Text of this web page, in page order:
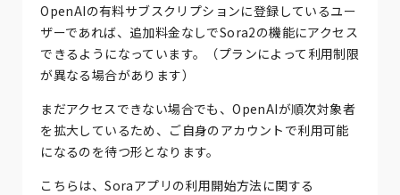
OpenAIの有料サブスクリプションに登録しているユー
ザーであれば、追加料金なしでSora2の機能にアクセス
できるようになっています。（プランによって利用制限
が異なる場合があります）
まだアクセスできない場合でも、OpenAIが順次対象者
を拡大しているため、ご自身のアカウントで利用可能
になるのを待つ形となります。
こちらは、Soraアプリの利用開始方法に関する